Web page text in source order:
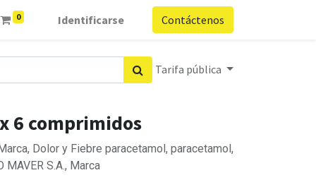
0 Identificarse Contáctenos
Tarifa pública
6 comprimidos
Dolor y Fiebre paracetamol, paracetamol,
MAVER S.A., Marca